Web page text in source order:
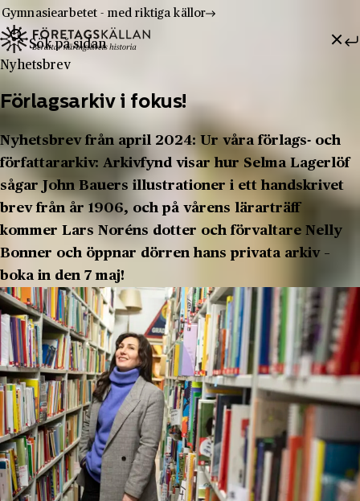
Hoppa till innehåll
Till innehåll
Gymnasiearbetet - med riktiga källor
Sök efter:
Nyhetsbrev
Förlagsarkiv i fokus!
Nyhetsbrev från april 2024: Ur våra förlags- och
författararkiv: Arkivfynd visar hur Selma Lagerlöf
sågar John Bauers illustrationer i ett handskrivet
brev från år 1906, och på vårens lärarträff
kommer Lars Noréns dotter och förvaltare Nelly
Bonner och öppnar dörren hans privata arkiv –
boka in den 7 maj!